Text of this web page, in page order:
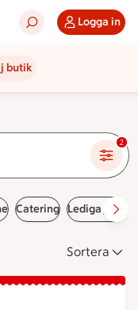
Logga in
butik
2
Catering Lediga jobb
Sortera